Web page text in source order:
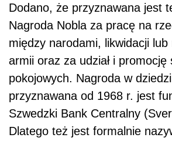
Dodano, że przyznawana jest
Nagroda Nobla za pracę na
między narodami, likwidacji lub
armii oraz za udział i promocję
pokojowych. Nagroda w
przyznawana od 1968 r. jest
Szwedzki Bank Centralny
Dlatego też jest formalnie